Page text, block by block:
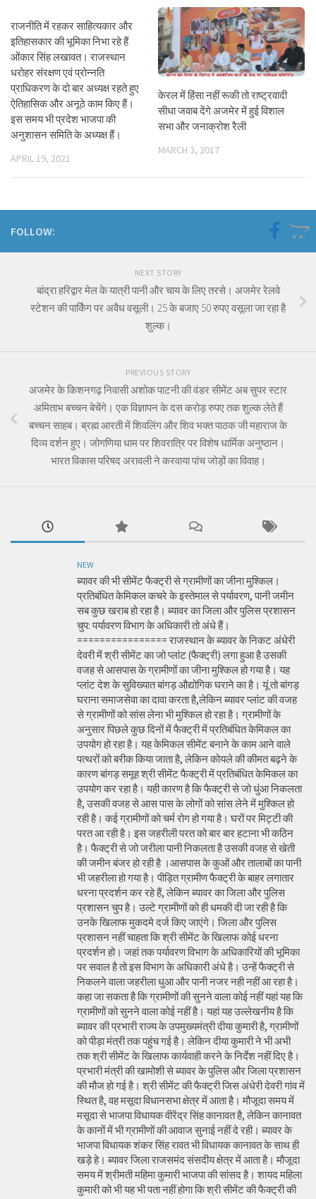
राजनीति में रहकर साहित्यकार और
इतिहासकार की भूमिका निभा रहे हैं
ओंकार सिंह लखावत। राजस्थान
धरोहर संरक्षण एवं प्रोन्नति
प्राधिकरण के दो बार अध्यक्ष रहते हुए
ऐतिहासिक और अनूठे काम किए हैं।
इस समय भी प्रदेश भाजपा की
अनुशासन समिति के अध्यक्ष हैं।
APRIL 19, 2021
केरल में हिंसा नहीं रूकी तो राष्ट्रवादी
सीधा जवाब देंगे अजमेर में हुई विशाल
सभा और जनाक्रोश रैली
MARCH 3, 2017
FOLLOW:
NEXT STORY
बांद्रा हरिद्वार मेल के यात्री पानी और चाय के लिए तरसे। अजमेर रेलवे
स्टेशन की पार्किंग पर अवैध वसूली। 25 के बजाए 50 रुपए वसूला जा रहा है
शुल्क।
PREVIOUS STORY
अजमेर के किशनगढ़ निवासी अशोक पाटनी की वंडर सीमेंट अब सुपर स्टार
अमिताभ बच्चन बेचेंगे। एक विज्ञापन के दस करोड़ रुपए तक शुल्क लेते हैं
बच्चन साहब। ब्रह्म आरती में शिवलिंग और शिव भक्त पाठक जी महाराज के
दिव्य दर्शन हुए। जोगणिया धाम पर शिवरात्रि पर विशेष धार्मिक अनुष्ठान।
भारत विकास परिषद अरावली ने करवाया पांच जोड़ों का विवाह।
NEW
ब्यावर की भी सीमेंट फैक्ट्री से ग्रामीणों का जीना मुश्किल।
प्रतिबंधित केमिकल कचरे के इस्तेमाल से पर्यावरण, पानी जमीन
सब कुछ खराब हो रहा है। ब्यावर का जिला और पुलिस प्रशासन
चुप: पर्यावरण विभाग के अधिकारी तो अंधे हैं।
================ राजस्थान के ब्यावर के निकट अंधेरी
देवरी में श्री सीमेंट का जो प्लांट (फैक्ट्री) लगा हुआ है उसकी
वजह से आसपास के ग्रामीणों का जीना मुश्किल हो गया है। यह
प्लांट देश के सुविख्यात बांगड़ औद्योगिक घराने का है। यूं तो बांगड़
घराना समाजसेवा का दावा करता है,लेकिन ब्यावर प्लांट की वजह
से ग्रामीणों को सांस लेना भी मुश्किल हो रहा है। ग्रामीणों के
अनुसार पिछले कुछ दिनों में फैक्ट्री में प्रतिबंधित केमिकल का
उपयोग हो रहा है। यह केमिकल सीमेंट बनाने के काम आने वाले
पत्थरों को बरीक किया जाता है, लेकिन कोयले की कीमत बढ़ने के
कारण बांगड़ समूह श्री सीमेंट फैक्ट्री में प्रतिबंधित केमिकल का
उपयोग कर रहा है। यही कारण है कि फैक्ट्री से जो धुंआ निकलता
है, उसकी वजह से आस पास के लोगों को सांस लेने में मुश्किल हो
रही है। कई ग्रामीणों को चर्म रोग हो गया है। घरों पर मिट्टी की
परत आ रही है। इस जहरीली परत को बार बार हटाना भी कठिन
है। फैक्ट्री से जो जरीला पानी निकलता है उसकी वजह से खेती
की जमीन बंजर हो रही है ।आसपास के कुओं और तालाबों का पानी
भी जहरीला हो गया है। पीड़ित ग्रामीण फैक्ट्री के बाहर लगातार
धरना प्रदर्शन कर रहे हैं, लेकिन ब्यावर का जिला और पुलिस
प्रशासन चुप है। उल्टे ग्रामीणों को ही धमकी दी जा रही है कि
उनके खिलाफ मुकदमे दर्ज किए जाएंगे। जिला और पुलिस
प्रशासन नहीं चाहता कि श्री सीमेंट के खिलाफ कोई धरना
प्रदर्शन हो। जहां तक पर्यावरण विभाग के अधिकारियों की भूमिका
पर सवाल है तो इस विभाग के अधिकारी अंधे है। उन्हें फैक्ट्री से
निकलने वाला जहरीला धुआ और पानी नजर नही नहीं आ रहा है।
कहा जा सकता है कि ग्रामीणों की सुनने वाला कोई नहीं यहां यह कि
ग्रामीणों को सुनने वाला कोई नहीं है। यहां यह उल्लेखनीय है कि
ब्यावर की प्रभारी राज्य के उपमुख्यमंत्री दीया कुमारी है, ग्रामीणों
को पीड़ा मंत्री तक पहुंच गई है। लेकिन दीया कुमारी ने भी अभी
तक श्री सीमेंट के खिलाफ कार्यवाही करने के निर्देश नहीं दिए है।
प्रभारी मंत्री की खामोशी से ब्यावर के पुलिस और जिला प्रशासन
की मौज हो गई है। श्री सीमेंट की फैक्ट्री जिस अंधेरी देवरी गांव में
स्थित है, वह मसूदा विधानसभा क्षेत्र में आता है। मौजूदा समय में
मसूदा से भाजपा विधायक वीरेंद्र सिंह कानावत है, लेकिन कानावत
के कानों में भी ग्रामीणों की आवाज सुनाई नहीं दे रही। ब्यावर के
भाजपा विधायक शंकर सिंह रावत भी विधायक कानावत के साथ ही
खड़े हे। ब्यावर जिला राजसमंद संसदीय क्षेत्र में आता है। मौजूदा
समय में श्रीमती महिमा कुमारी भाजपा की सांसद है। शायद महिला
कुमारी को भी यह भी पता नहीं होगा कि श्री सीमेंट की फैक्ट्री की